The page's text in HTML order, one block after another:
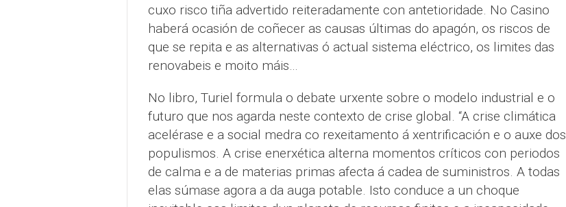
cuxo risco tiña advertido reiteradamente con antetioridade. No Casino
haberá ocasión de coñecer as causas últimas do apagón, os riscos de
que se repita e as alternativas ó actual sistema eléctrico, os limites das
renovabeis e moito máis…
No libro, Turiel formula o debate urxente sobre o modelo industrial e o
futuro que nos agarda neste contexto de crise global. “A crise climática
acelérase e a social medra co rexeitamento á xentrificación e o auxe dos
populismos. A crise enerxética alterna momentos críticos con periodos
de calma e a de materias primas afecta á cadea de suministros. A todas
elas súmase agora a da auga potable. Isto conduce a un choque